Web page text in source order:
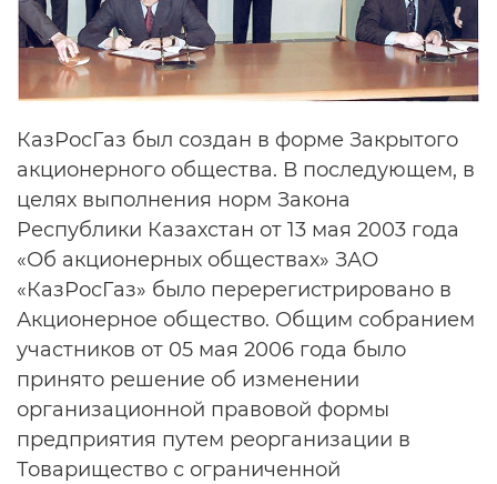
КазРосГаз был создан в форме Закрытого
акционерного общества. В последующем, в
целях выполнения норм Закона
Республики Казахстан от 13 мая 2003 года
«Об акционерных обществах» ЗАО
«КазРосГаз» было перерегистрировано в
Акционерное общество. Общим собранием
участников от 05 мая 2006 года было
принято решение об изменении
организационной правовой формы
предприятия путем реорганизации в
Товарищество с ограниченной